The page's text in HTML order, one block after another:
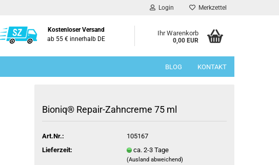
Login Merkzettel
Kostenloser Versand
ab 55 € innerhalb DE
Ihr Warenkorb
0,00 EUR
BLOG KONTAKT
Bioniq® Repair-Zahncreme 75 ml
Art.Nr.:
105167
Lieferzeit:
ca. 2-3 Tage
(Ausland abweichend)